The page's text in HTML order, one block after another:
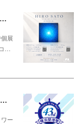
積水ハウス × _hirosato_ 「光と水の中に咲く」
展
…
第43回横浜開港祭2024 海ごみワークショップ
ー